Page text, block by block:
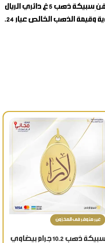
سبيكة ذهب 5 غ دائري الريال
وقيمة الذهب الخالص عيار 24.
غير متوفر فى المخزون
سبيكة ذهب 10.2 جرام بيضاوي